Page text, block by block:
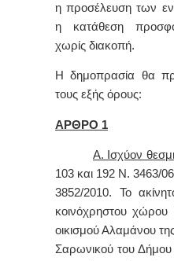
η προσέλευση των
η κατάθεση
χωρίς διακοπή.
Η δημοπρασία θα
τους εξής όρους:
ΑΡΘΡΟ 1
Α. Ισχύον
103 και 192 Ν. 3463/
3852/2010. Το
κοινόχρηστου χώρου
οικισμού Αλαμάνου
Σαρωνικού του Δήμου